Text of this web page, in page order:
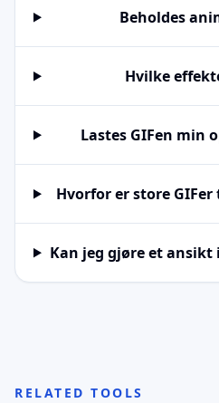
Beholdes
Hvilke
Lastes GIFen min
Hvorfor er store
Kan jeg gjøre et ansikt
RELATED TOOLS